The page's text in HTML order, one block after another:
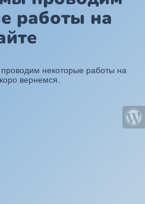
работы на
некоторые работы на
вернемся.